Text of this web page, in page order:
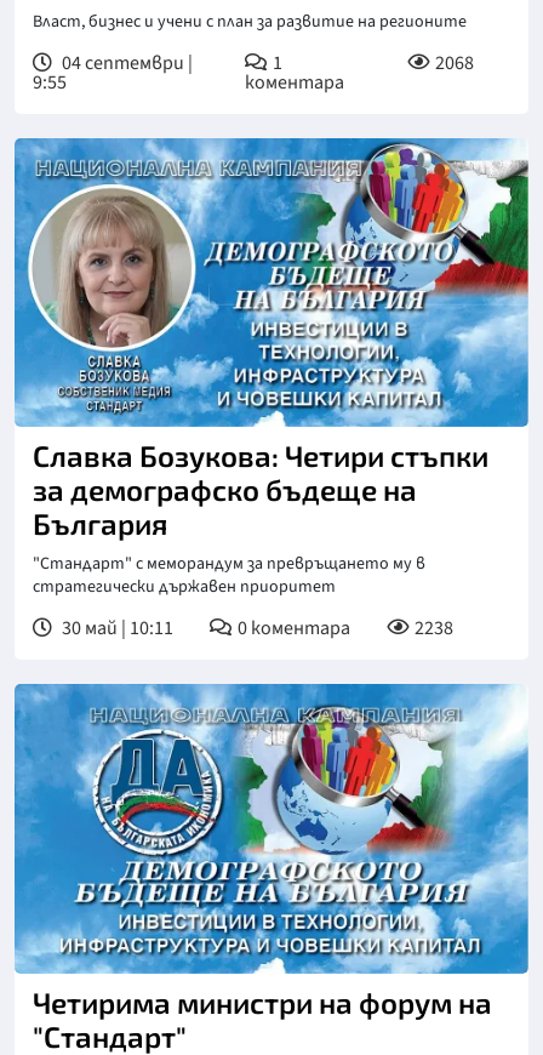
Власт, бизнес и учени с план за развитие на регионите
04 септември |
9:55
1
коментара
2068
Славка Бозукова: Четири стъпки
за демографско бъдеще на
България
"Стандарт" с меморандум за превръщането му в
стратегически държавен приоритет
30 май | 10:11 0коментара 2238
Четирима министри на форум на
"Стандарт"